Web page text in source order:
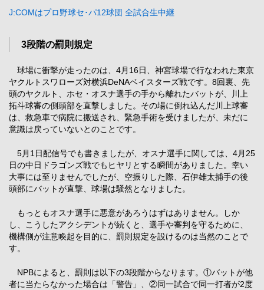
J:COMはプロ野球セ･パ12球団 全試合生中継
3段階の罰則規定
球場に衝撃が走ったのは、4月16日、神宮球場で行なわれた東京
ヤクルトスワローズ対横浜DeNAベイスターズ戦です。8回裏、先
頭のヤクルト、ホセ・オスナ選手の手から離れたバットが、川上
拓斗球審の側頭部を直撃しました。その場に倒れ込んだ川上球審
は、救急車で病院に搬送され、緊急手術を受けましたが、未だに
意識は戻っていないとのことです。
5月1日配信号でも書きましたが、オスナ選手に関しては、4月25
日の中日ドラゴンズ戦でもヒヤリとする瞬間がありました。幸い
大事には至りませんでしたが、空振りした際、石伊雄太捕手の後
頭部にバットが直撃、球場は騒然となりました。
もっともオスナ選手に悪意があろうはずはありません。しか
し、こうしたアクシデントが続くと、選手や審判を守るために、
機構側が注意喚起を目的に、罰則規定を設けるのは当然のことで
す。
NPBによると、罰則は以下の3段階からなります。①バットが他
者に当たらなかった場合は「警告」、②同一試合で同一打者が2度